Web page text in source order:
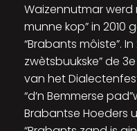
Waizennutmar werd
munne kop” in 2010
“Brabants môiste”.
zwètsbuukske” de
van het
“d’n Bemmerse
Brabantse Hoeders